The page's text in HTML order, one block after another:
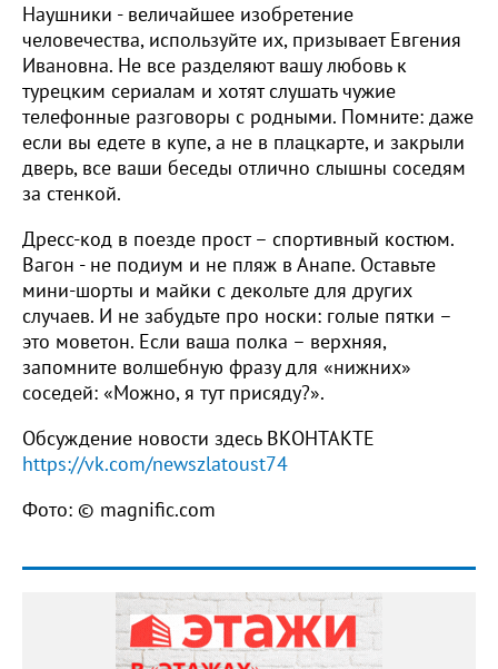
Наушники - величайшее изобретение
человечества, используйте их, призывает Евгения
Ивановна. Не все разделяют вашу любовь к
турецким сериалам и хотят слушать чужие
телефонные разговоры с родными. Помните: даже
если вы едете в купе, а не в плацкарте, и закрыли
дверь, все ваши беседы отлично слышны соседям
за стенкой.
Дресс-код в поезде прост – спортивный костюм.
Вагон - не подиум и не пляж в Анапе. Оставьте
мини-шорты и майки с декольте для других
случаев. И не забудьте про носки: голые пятки –
это моветон. Если ваша полка – верхняя,
запомните волшебную фразу для «нижних»
соседей: «Можно, я тут присяду?».
Обсуждение новости здесь ВКОНТАКТЕ
https://vk.com/newszlatoust74
Фото: © magnific.com